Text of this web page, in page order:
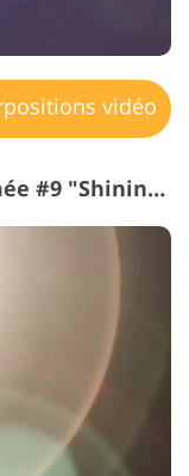
vidéo
Vidéo de superposition de fumée #9 "Shining Moment"